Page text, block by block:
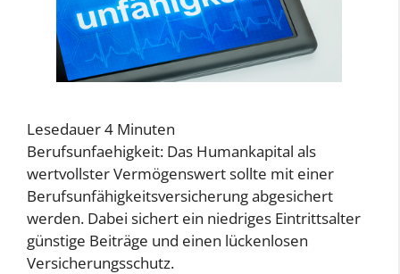
Lesedauer4 Minuten
Berufsunfaehigkeit: Das Humankapital als
wertvollster Vermögenswert sollte mit einer
Berufsunfähigkeitsversicherung abgesichert
werden. Dabei sichert ein niedriges Eintrittsalter
günstige Beiträge und einen lückenlosen
Versicherungsschutz.